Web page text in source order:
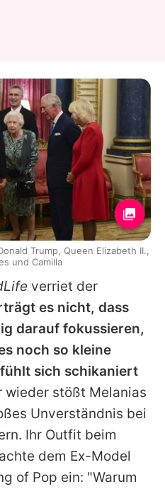
verriet der
es nicht, dass
darauf fokussieren,
noch so kleine
sich schikaniert
wieder stößt Melanias
Unverständnis bei
Ihr Outfit beim
dem Ex-Model
of Pop ein: "Warum
Trump, Queen Elizabeth II.,
und Camilla